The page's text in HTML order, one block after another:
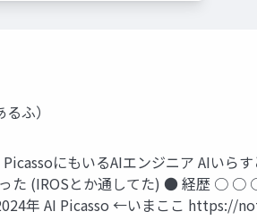
ふ）
にもいるAIエンジニア AIいら
た (IROSとか通してた) ● 経歴 ○
年 AI Picasso ←いまここ https://